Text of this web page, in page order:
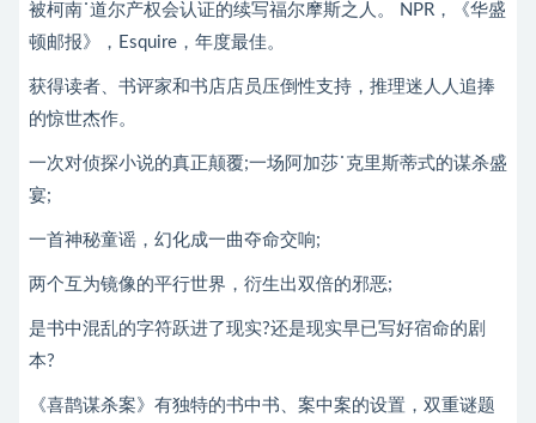
被柯南˙道尔产权会认证的续写福尔摩斯之人。 NPR，《华盛
顿邮报》，Esquire，年度最佳。
获得读者、书评家和书店店员压倒性支持，推理迷人人追捧
的惊世杰作。
一次对侦探小说的真正颠覆;一场阿加莎˙克里斯蒂式的谋杀盛
宴;
一首神秘童谣，幻化成一曲夺命交响;
两个互为镜像的平行世界，衍生出双倍的邪恶;
是书中混乱的字符跃进了现实?还是现实早已写好宿命的剧
本?
《喜鹊谋杀案》有独特的书中书、案中案的设置，双重谜题